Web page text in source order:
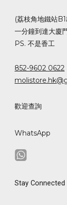
(荔枝角地鐵站
一分鐘到達大廈
PS. 不是香工
852-9602 0622
歡迎查詢
WhatsApp
Stay Connected